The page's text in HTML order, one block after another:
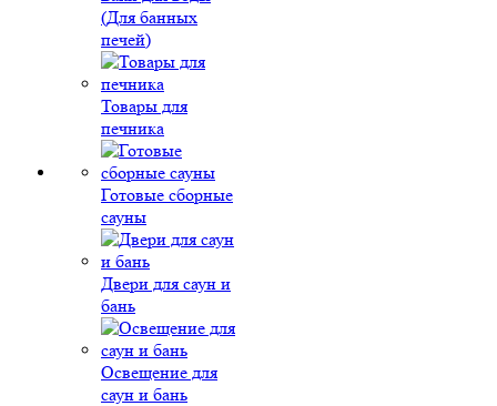
(Для банных
печей)
Товары для
печника
Готовые сборные
сауны
Двери для саун и
бань
Освещение для
саун и бань